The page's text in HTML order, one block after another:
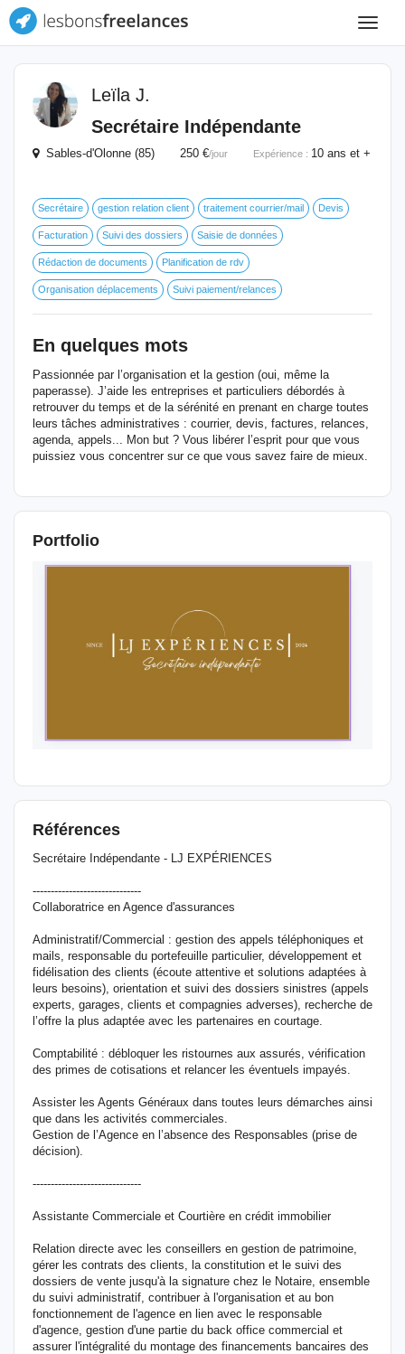
Toggle
Leïla J.
Secrétaire Indépendante
Sables-d'Olonne (85) 250 €/jour Expérience : 10 ans et +
Secrétaire gestion relation client traitement courrier/mail Devis
Facturation Suivi des dossiers Saisie de données
Rédaction de documents Planification de rdv
Organisation déplacements Suivi paiement/relances
En quelques mots
Passionnée par l’organisation et la gestion (oui, même la
paperasse). J’aide les entreprises et particuliers débordés à
retrouver du temps et de la sérénité en prenant en charge toutes
leurs tâches administratives : courrier, devis, factures, relances,
agenda, appels... Mon but ? Vous libérer l’esprit pour que vous
puissiez vous concentrer sur ce que vous savez faire de mieux.
Portfolio
Références
Secrétaire Indépendante - LJ EXPÉRIENCES
------------------------------
Collaboratrice en Agence d'assurances
Administratif/Commercial : gestion des appels téléphoniques et
mails, responsable du portefeuille particulier, développement et
fidélisation des clients (écoute attentive et solutions adaptées à
leurs besoins), orientation et suivi des dossiers sinistres (appels
experts, garages, clients et compagnies adverses), recherche de
l’offre la plus adaptée avec les partenaires en courtage.
Comptabilité : débloquer les ristournes aux assurés, vérification
des primes de cotisations et relancer les éventuels impayés.
Assister les Agents Généraux dans toutes leurs démarches ainsi
que dans les activités commerciales.
Gestion de l’Agence en l’absence des Responsables (prise de
décision).
------------------------------
Assistante Commerciale et Courtière en crédit immobilier
Relation directe avec les conseillers en gestion de patrimoine,
gérer les contrats des clients, la constitution et le suivi des
dossiers de vente jusqu'à la signature chez le Notaire, ensemble
du suivi administratif, contribuer à l'organisation et au bon
fonctionnement de l'agence en lien avec le responsable
d'agence, gestion d'une partie du back office commercial et
assurer l'intégralité du montage des financements bancaires des